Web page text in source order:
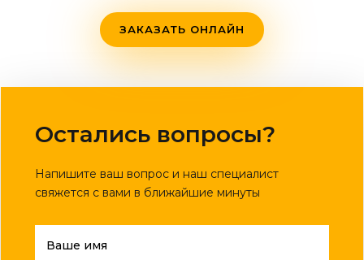
ЗАКАЗАТЬ ОНЛАЙН
Остались вопросы?
Напишите ваш вопрос и наш специалист
свяжется с вами в ближайшие минуты
Ваше имя